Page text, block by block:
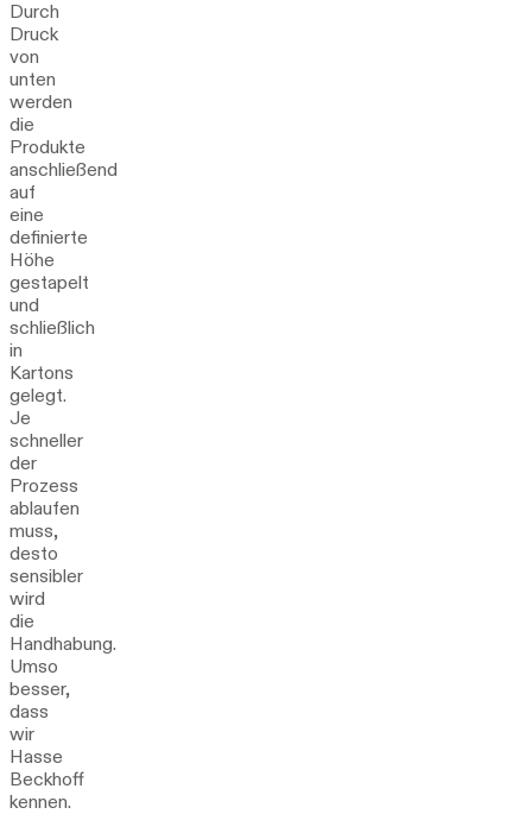
Durch
Druck
von
unten
werden
die
Produkte
anschließend
auf
eine
definierte
Höhe
gestapelt
und
schließlich
in
Kartons
gelegt.
Je
schneller
der
Prozess
ablaufen
muss,
desto
sensibler
wird
die
Handhabung.
Umso
besser,
dass
wir
Hasse
Beckhoff
kennen.